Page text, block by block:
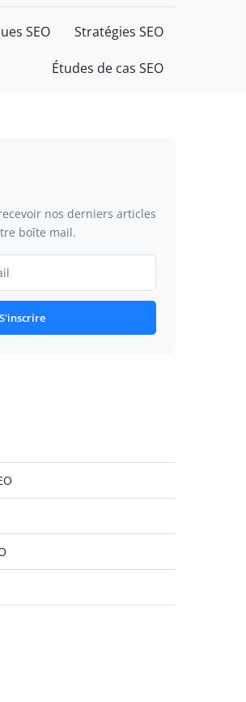
SEO Stratégies SEO
Études de cas SEO
nos derniers articles
boîte mail.
S'inscrire